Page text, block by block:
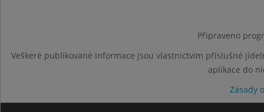
Připraveno
Veškeré publikované informace jsou vlastnictvím příslušné
aplikace do
Zásady